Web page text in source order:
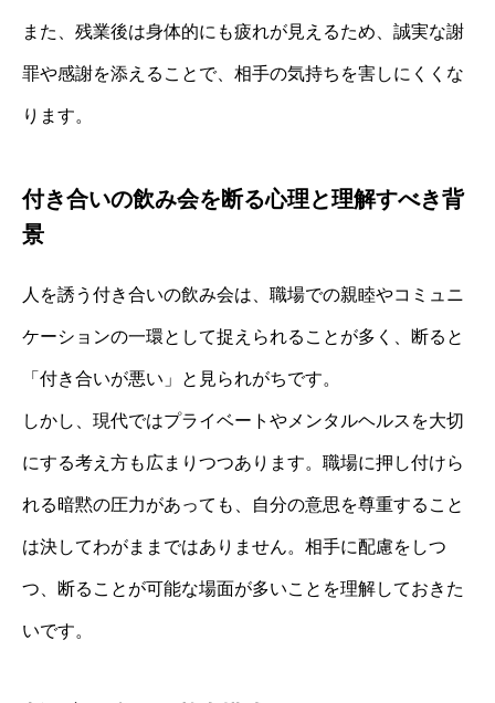
また、残業後は身体的にも疲れが見えるため、誠実な謝
罪や感謝を添えることで、相手の気持ちを害しにくくな
ります。
付き合いの飲み会を断る心理と理解すべき背
景
人を誘う付き合いの飲み会は、職場での親睦やコミュニ
ケーションの一環として捉えられることが多く、断ると
「付き合いが悪い」と見られがちです。
しかし、現代ではプライベートやメンタルヘルスを大切
にする考え方も広まりつつあります。職場に押し付けら
れる暗黙の圧力があっても、自分の意思を尊重すること
は決してわがままではありません。相手に配慮をしつ
つ、断ることが可能な場面が多いことを理解しておきた
いです。